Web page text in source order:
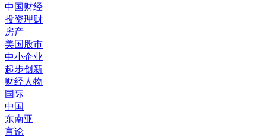
中国财经
投资理财
房产
美国股市
中小企业
起步创新
财经人物
国际
中国
东南亚
言论